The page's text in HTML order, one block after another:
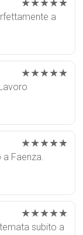
★★★★★
a
★★★★★
★★★★★
Faenza.
★★★★★
subito a